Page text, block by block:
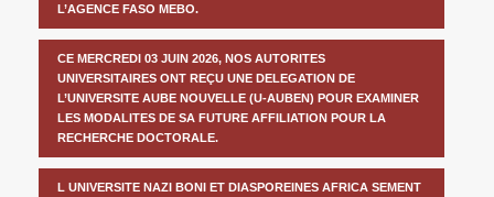
L’AGENCE FASO MEBO.
CE MERCREDI 03 JUIN 2026, NOS AUTORITES
UNIVERSITAIRES ONT REÇU UNE DELEGATION DE
L’UNIVERSITE AUBE NOUVELLE (U-AUBEN) POUR EXAMINER
LES MODALITES DE SA FUTURE AFFILIATION POUR LA
RECHERCHE DOCTORALE.
L UNIVERSITE NAZI BONI ET DIASPOREINES AFRICA SEMENT